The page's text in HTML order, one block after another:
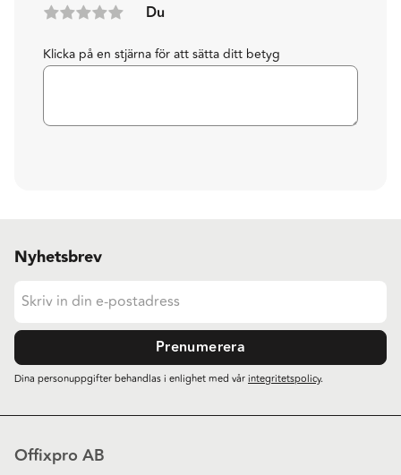
Du
Klicka på en stjärna för att sätta ditt betyg
Nyhetsbrev
Prenumerera
Dina personuppgifter behandlas i enlighet med vårintegritetspolicy.
Offixpro AB